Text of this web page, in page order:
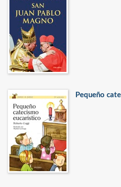
Pequeño